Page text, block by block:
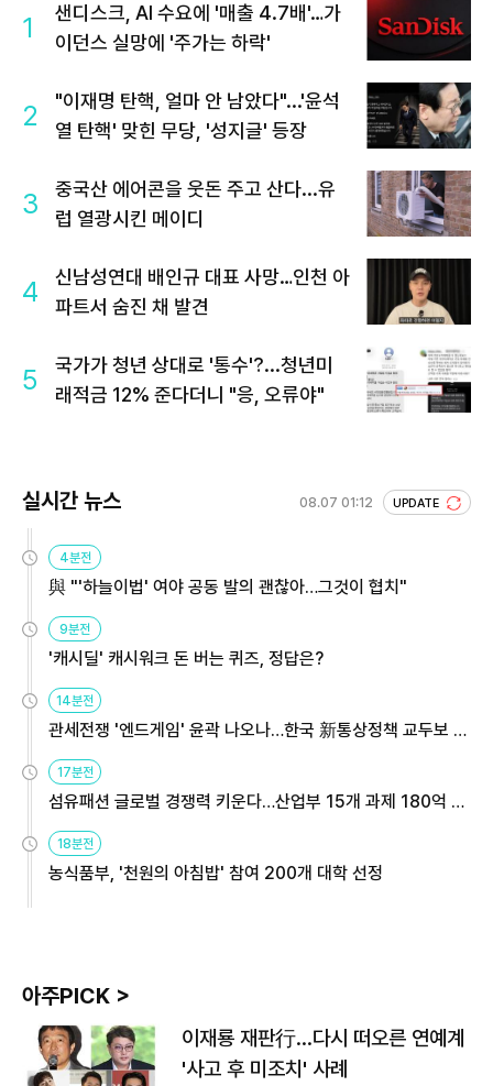
1
샌디스크, AI 수요에 '매출 4.7배'…가
이던스 실망에 '주가는 하락'
2
"이재명 탄핵, 얼마 안 남았다"...'윤석
열 탄핵' 맞힌 무당, '성지글' 등장
3
중국산 에어콘을 웃돈 주고 산다...유
럽 열광시킨 메이디
4
신남성연대 배인규 대표 사망…인천 아
파트서 숨진 채 발견
5
국가가 청년 상대로 '통수'?...청년미
래적금 12% 준다더니 "응, 오류야"
실시간 뉴스 08.07 01:12 UPDATE
4분전
與 "'하늘이법' 여야 공동 발의 괜찮아…그것이 협치"
9분전
'캐시딜' 캐시워크 돈 버는 퀴즈, 정답은?
14분전
관세전쟁 '엔드게임' 윤곽 나오나…한국 新통상정책 교두보 활
용해야
17분전
섬유패션 글로벌 경쟁력 키운다…산업부 15개 과제 180억 지
원
18분전
농식품부, '천원의 아침밥' 참여 200개 대학 선정
아주PICK >
이재룡 재판行…다시 떠오른 연예계
'사고 후 미조치' 사례